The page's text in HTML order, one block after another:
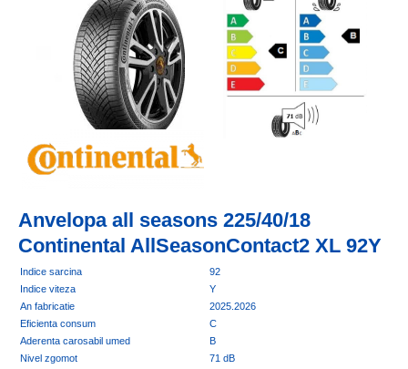
Anvelopa all seasons 225/40/18
Continental AllSeasonContact2 XL 92Y
Indice sarcina
92
Indice viteza
Y
An fabricatie
2025.2026
Eficienta consum
C
Aderenta carosabil umed
B
Nivel zgomot
71 dB